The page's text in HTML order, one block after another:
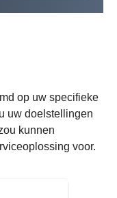
op uw specifieke
uw doelstellingen
kunnen
voor.